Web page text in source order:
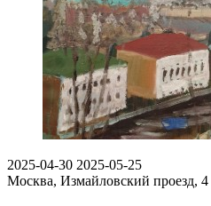
2025-04-30 2025-05-25
Москва, Измайловский проезд, 4